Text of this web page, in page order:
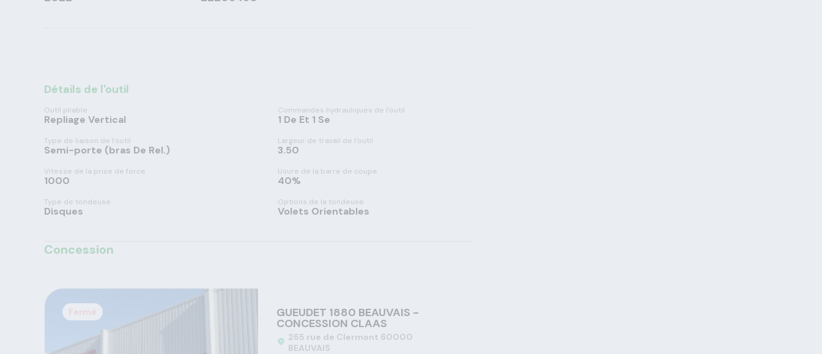
Détails de l'outil
Outil pliable
Repliage Vertical
Commandes hydrauliques de l'outil
1 De Et 1 Se
Type de liaison de l'outil
Semi-porte (bras De Rel.)
Largeur de travail de l'outil
3.50
Vitesse de la prise de force
1000
Usure de la barre de coupe
40%
Type de tondeuse
Disques
Options de la tondeuse
Volets Orientables
Concession
GUEUDET 1880 BEAUVAIS -
CONCESSION CLAAS
265 rue de Clermont 60000
BEAUVAIS